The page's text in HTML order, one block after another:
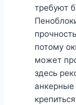
требуют
потому
может
здесь